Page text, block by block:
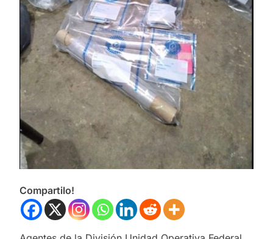
Compartilo!